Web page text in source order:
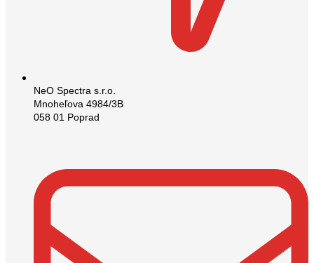
NeO Spectra s.r.o.
Mnoheľova 4984/3B
058 01 Poprad